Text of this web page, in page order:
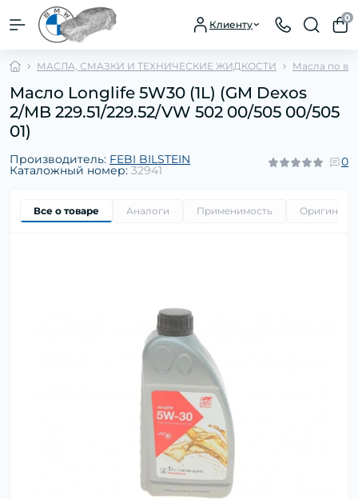
Клиенту
0
МАСЛА, СМАЗКИ И ТЕХНИЧЕСКИЕ ЖИДКОСТИ Масла по
Масло Longlife 5W30 (1L) (GM Dexos
2/MB 229.51/229.52/VW 502 00/505 00/505
01)
Производитель: FEBI BILSTEIN
Каталожный номер: 32941
0
Все о товаре Аналоги Применимость